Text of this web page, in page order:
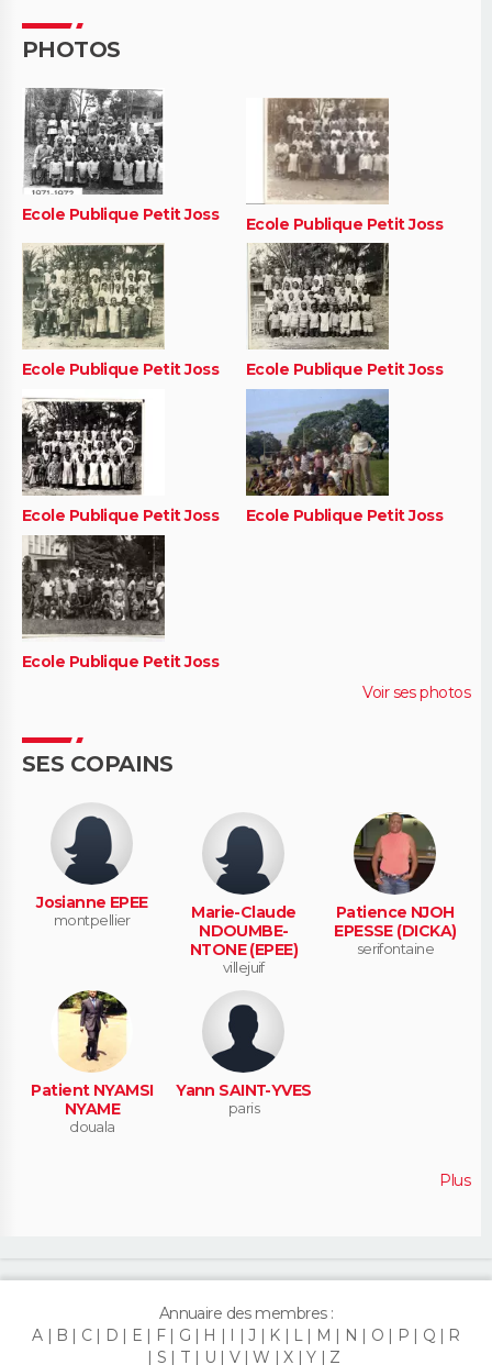
PHOTOS
Ecole Publique Petit Joss Ecole Publique Petit Joss
Ecole Publique Petit Joss Ecole Publique Petit Joss
Ecole Publique Petit Joss Ecole Publique Petit Joss
Ecole Publique Petit Joss
Voir ses photos
SES COPAINS
Josianne EPEE
montpellier
Marie-Claude
NDOUMBE-
NTONE (EPEE)
villejuif
Patience NJOH
EPESSE (DICKA)
serifontaine
Patient NYAMSI
NYAME
douala
Yann SAINT-YVES
paris
Plus
Annuaire des membres :
A
B C D E F G H I J K L M N O P Q
R
S
T U V W X Y Z